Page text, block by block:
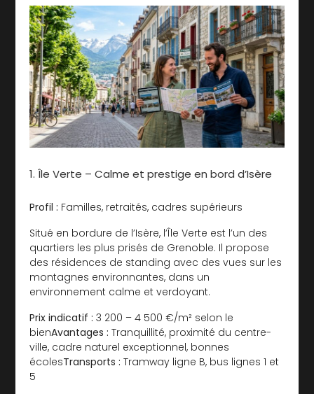
1. Île Verte – Calme et prestige en bord d’Isère
Profil : Familles, retraités, cadres supérieurs
Situé en bordure de l’Isère, l’Île Verte est l’un des
quartiers les plus prisés de Grenoble. Il propose
des résidences de standing avec des vues sur les
montagnes environnantes, dans un
environnement calme et verdoyant.
Prix indicatif : 3 200 – 4 500 €/m² selon le
bienAvantages : Tranquillité, proximité du centre-
ville, cadre naturel exceptionnel, bonnes
écolesTransports : Tramway ligne B, bus lignes 1 et
5